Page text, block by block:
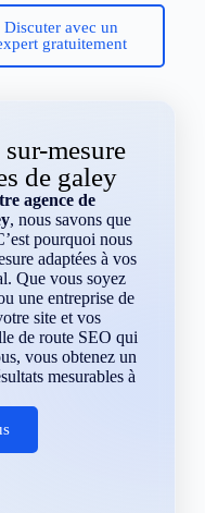
Discuter avec un
gratuitement
mesure
de galey
agence de
, nous savons que
pourquoi nous
adaptées à vos
Que vous soyez
une entreprise de
site et vos
de route SEO qui
vous obtenez un
mesurables à